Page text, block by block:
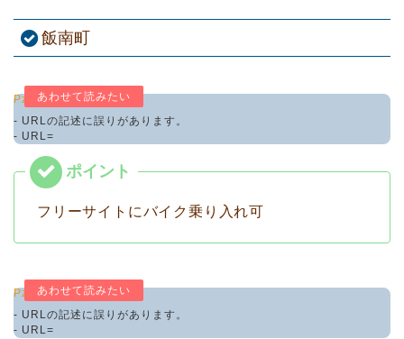
飯南町
Pz-LinkCard
- URLの記述に誤りがあります。
- URL=
フリーサイトにバイク乗り入れ可
Pz-LinkCard
- URLの記述に誤りがあります。
- URL=